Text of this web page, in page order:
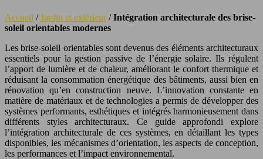
Accueil /Jardin et extérieur/Intégration architecturale des brise-
soleil orientables modernes
Les brise-soleil orientables sont devenus des éléments architecturaux
essentiels pour la gestion passive de l’énergie solaire. Ils régulent
l’apport de lumière et de chaleur, améliorant le confort thermique et
réduisant la consommation énergétique des bâtiments, aussi bien en
rénovation qu’en construction neuve. L’innovation constante en
matière de matériaux et de technologies a permis de développer des
systèmes performants, esthétiques et intégrés harmonieusement dans
différents styles architecturaux. Ce guide approfondi explore
l’intégration architecturale de ces systèmes, en détaillant les types
disponibles, les mécanismes d’orientation, les aspects de conception,
les performances et l’impact environnemental.